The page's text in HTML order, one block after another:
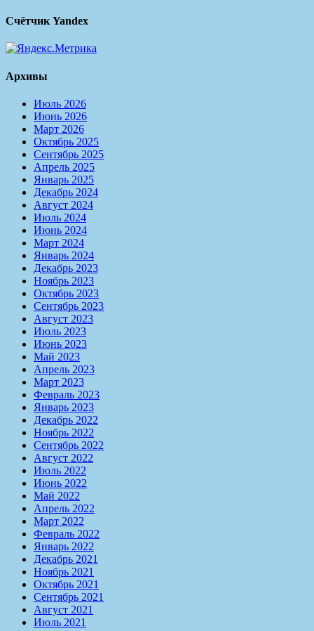
Счётчик Yandex
Архивы
Июль 2026
Июнь 2026
Март 2026
Октябрь 2025
Сентябрь 2025
Апрель 2025
Январь 2025
Декабрь 2024
Август 2024
Июль 2024
Июнь 2024
Март 2024
Январь 2024
Декабрь 2023
Ноябрь 2023
Октябрь 2023
Сентябрь 2023
Август 2023
Июль 2023
Июнь 2023
Май 2023
Апрель 2023
Март 2023
Февраль 2023
Январь 2023
Декабрь 2022
Ноябрь 2022
Сентябрь 2022
Август 2022
Июль 2022
Июнь 2022
Май 2022
Апрель 2022
Март 2022
Февраль 2022
Январь 2022
Декабрь 2021
Ноябрь 2021
Октябрь 2021
Сентябрь 2021
Август 2021
Июль 2021